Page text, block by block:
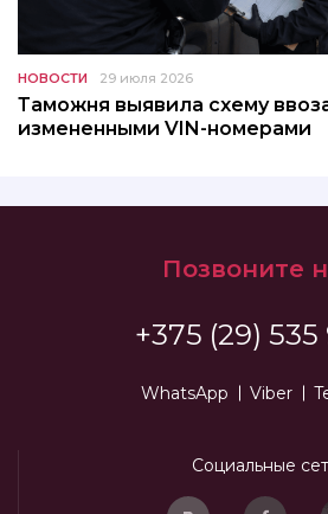
НОВОСТИ 29 июля 2026
Таможня выявила схему
измененными VIN-номерами
Позвоните
+375 (29) 535
WhatsApp Viber
Социальные